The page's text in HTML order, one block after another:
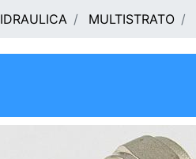
IDRAULICA MULTISTRATO